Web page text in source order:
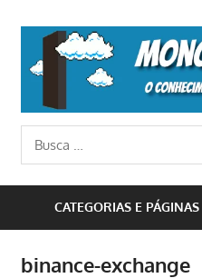
content
o
conhecimento
Busca
para:
CATEGORIAS E PÁGINAS
binance-exchange